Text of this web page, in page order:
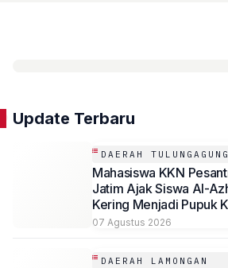
Update Terbaru
DAERAH TULUNGAGUNG
Mahasiswa KKN
Jatim Ajak Siswa Al-
Kering Menjadi Pupuk
Solusi Ramah
07 Agustus 2026
DAERAH LAMONGAN